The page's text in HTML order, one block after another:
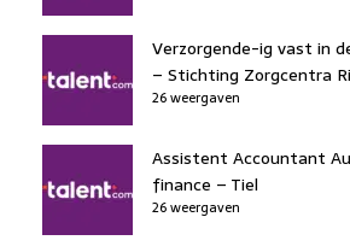
Verzorgende-ig vast in
– Stichting Zorgcentra
26 weergaven
Assistent Accountant
finance – Tiel
26 weergaven